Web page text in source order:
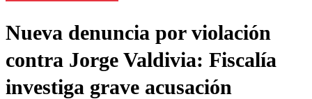
Nueva denuncia por violación
contra Jorge Valdivia: Fiscalía
investiga grave acusación